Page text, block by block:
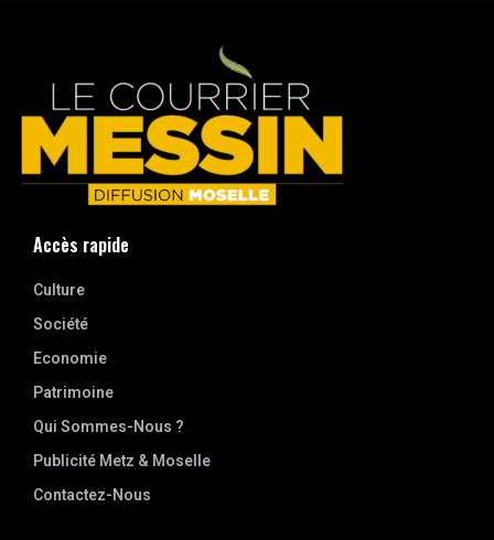
Accès rapide
Culture
Société
Economie
Patrimoine
Qui Sommes-Nous ?
Publicité Metz & Moselle
Contactez-Nous